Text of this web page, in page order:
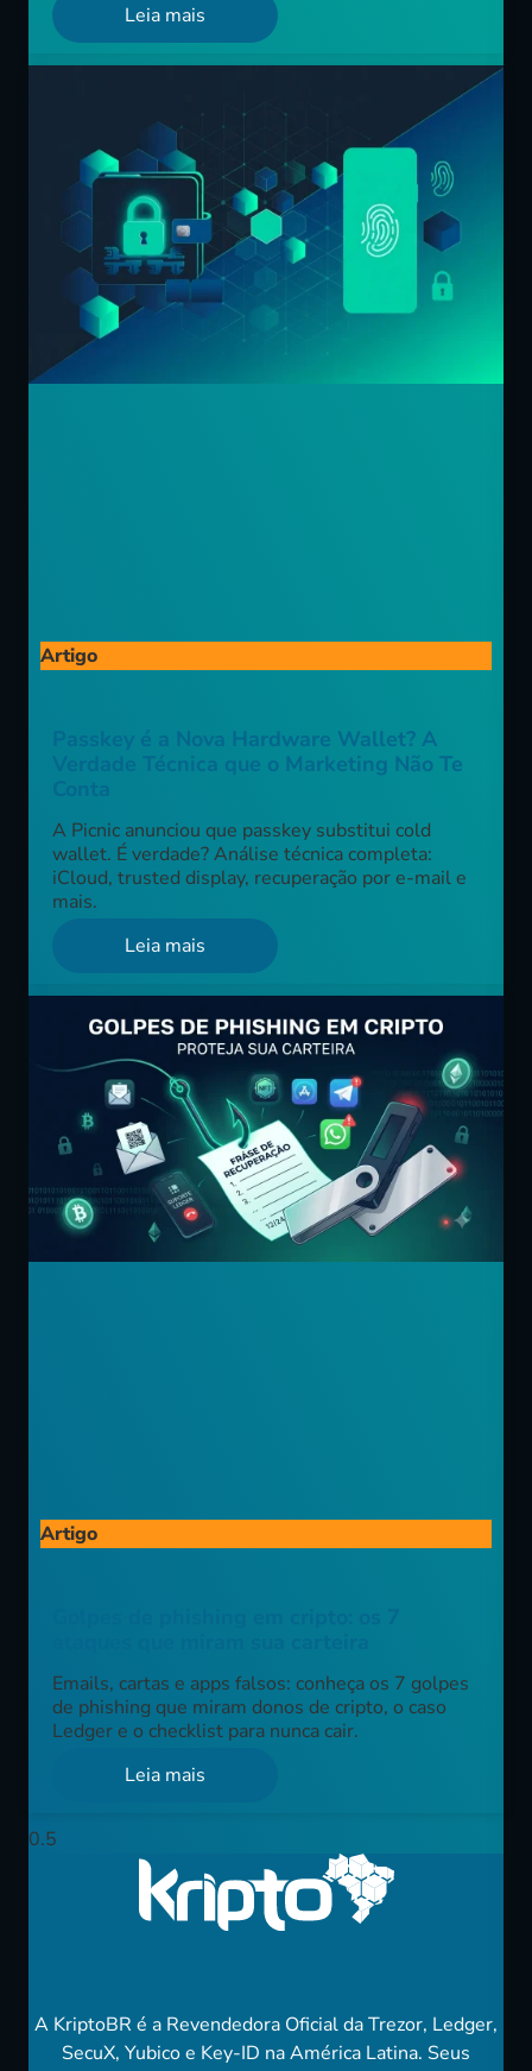
Leia mais
Artigo
Passkey é a Nova Hardware Wallet? A
Verdade Técnica que o Marketing Não Te
Conta
A Picnic anunciou que passkey substitui cold
wallet. É verdade? Análise técnica completa:
iCloud, trusted display, recuperação por e-mail e
mais.
Leia mais
Artigo
Emails, cartas e apps falsos: conheça os 7 golpes
de phishing que miram donos de cripto, o caso
Ledger e o checklist para nunca cair.
Leia mais
A KriptoBR é a Revendedora Oficial da Trezor, Ledger,
SecuX, Yubico e Key-ID na América Latina. Seus